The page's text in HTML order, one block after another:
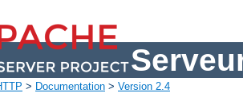
> Documentation > Version 2.4